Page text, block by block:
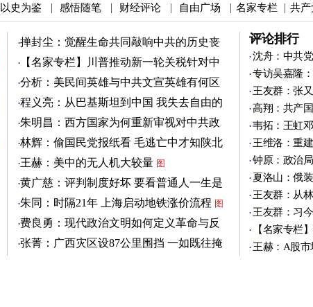
以史为鉴 | 感悟随笔 | 财经评论 | 自由广场 | 名家专栏 | 共
掸封尘：觉醒生命共同敲响中共的历史丧
钟 图
【名家专栏】川普推动新一轮关税针对中
共 图
分析：美民间英雄与中共文宣英雄有何区
别 图
程义亮：从巴基斯坦到中国 我失去自由的
两年
朱明昌：西方国家为何重新审视对中共政
策？
图
林辉：偷国民党报纸看 毛逃亡中才知陕北
有刘志丹 图
王赫：美中的无人机大较量 图
黄广慈：评判制度好坏 要看普通人一生是
否安稳
图
朱同：时隔21年 上海启动地铁涨价流程 图
费良勇：现代政治文明如何定义革命与反
革命
图
张菁：广西灾区设87公里围挡 一如既往掩
评论排行
沈舟：中共
专访吴嘉隆
王友群：张
高翔：共产
韦拓：王虹
王维洛：重
钟原：政治
夏洛山：俄
王友群：从
王友群：习
【名家专栏
王赫：A股